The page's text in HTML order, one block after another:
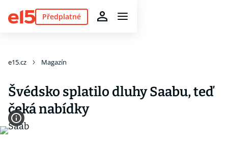
Předplatné
e15.cz Magazín
Švédsko splatilo dluhy Saabu, teď
čeká nabídky